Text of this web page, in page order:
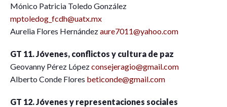
Mónico Patricia Toledo González
mptoledog_fcdh@uatx.mx
Aurelia Flores Hernándezaure7011@yahoo.com
GT 11. Jóvenes, conflictos y cultura de paz
Geovanny Pérez Lópezconsejeragio@gmail.com
Alberto Conde Flores beticonde@gmail.com
GT 12. Jóvenes y representaciones sociales